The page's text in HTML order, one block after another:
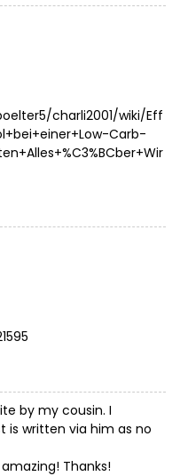
charli2001/wiki/Eff
Carb-
by my cousin. I
is written via him as no
Thanks!